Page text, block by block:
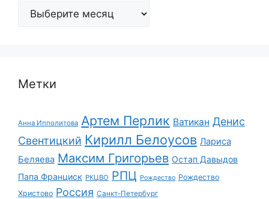
Архивы
Метки
Анна Ипполитова Артем Перлик Ватикан Денис
Свентицкий Кирилл Белоусов Лариса
Беляева Максим Григорьев Остап Давыдов
Папа Франциск РКЦВО РПЦ Рождество Рождество
Христово Россия Санкт-Петербург